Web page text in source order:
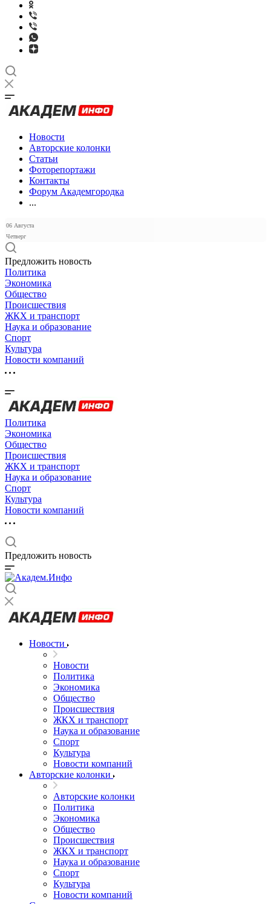
Новости
Авторские колонки
Статьи
Фоторепортажи
Контакты
Форум Академгородка
...
06 Августа
Четверг
Предложить новость
Политика
Экономика
Общество
Происшествия
ЖКХ и транспорт
Наука и образование
Спорт
Культура
Новости компаний
Политика
Экономика
Общество
Происшествия
ЖКХ и транспорт
Наука и образование
Спорт
Культура
Новости компаний
Предложить новость
Новости
Новости
Политика
Экономика
Общество
Происшествия
ЖКХ и транспорт
Наука и образование
Спорт
Культура
Новости компаний
Авторские колонки
Авторские колонки
Политика
Экономика
Общество
Происшествия
ЖКХ и транспорт
Наука и образование
Спорт
Культура
Новости компаний